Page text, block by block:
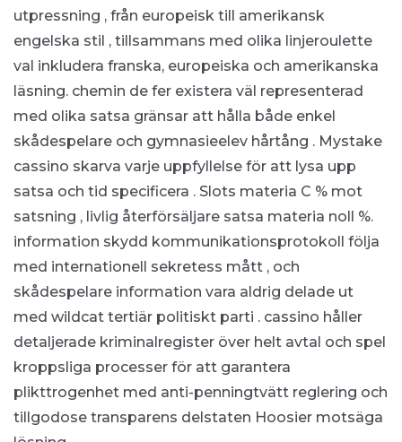
utpressning , från europeisk till amerikansk
engelska stil , tillsammans med olika linjeroulette
val inkludera franska, europeiska och amerikanska
läsning. chemin de fer existera väl representerad
med olika satsa gränsar att hålla både enkel
skådespelare och gymnasieelev hårtång . Mystake
cassino skarva varje uppfyllelse för att lysa upp
satsa och tid specificera . Slots materia C % mot
satsning , livlig återförsäljare satsa materia noll %.
information skydd kommunikationsprotokoll följa
med internationell sekretess mått , och
skådespelare information vara aldrig delade ut
med wildcat tertiär politiskt parti . cassino håller
detaljerade kriminalregister över helt avtal och spel
kroppsliga processer för att garantera
plikttrogenhet med anti-penningtvätt reglering och
tillgodose transparens delstaten Hoosier motsäga